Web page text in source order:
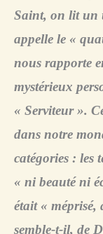
Saint, on lit un
appelle le «
nous rapporte
mystérieux
« Serviteur ».
dans notre
catégories : les
« ni beauté ni
était « méprisé,
semble-t-il, de